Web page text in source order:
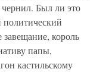
Был ли это
политический
завещание, король
папы,
кастильскому